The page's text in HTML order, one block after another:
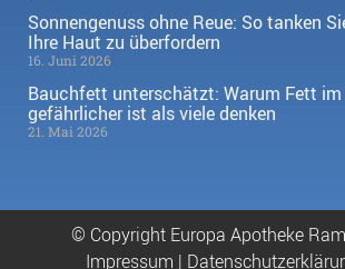
Sonnengenuss ohne Reue: So tanken
Ihre Haut zu überfordern
16. Juni 2026
Bauchfett unterschätzt: Warum Fett
gefährlicher ist als viele denken
21. Mai 2026
© Copyright Europa Apotheke
Impressum |